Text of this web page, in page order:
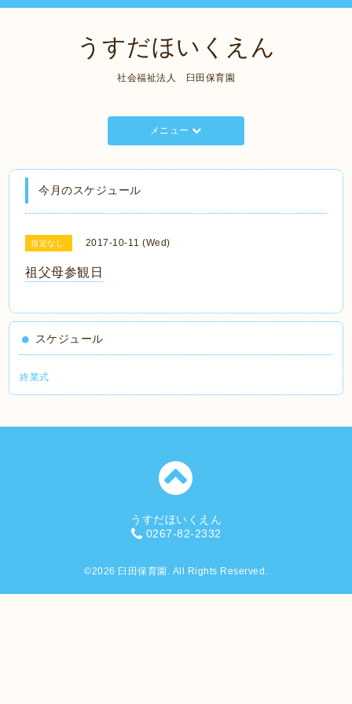
うすだほいくえん
社会福祉法人 臼田保育園
メニュー
今月のスケジュール
指定なし 2017-10-11 (Wed)
祖父母参観日
スケジュール
終業式
うすだほいくえん
0267-82-2332
©2026 臼田保育園 . All Rights Reserved.